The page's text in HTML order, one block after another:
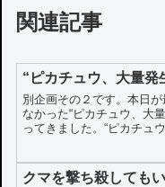
関連記事
“ピカチュウ、大量発
別企画その２です。本日
なかった“ピカチュウ、大
ってきました。“ピカチュ
クマを撃ち殺しても